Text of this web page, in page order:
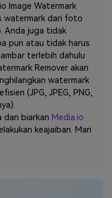
Image Watermark
watermark dari foto
Anda juga tidak
pun atau tidak harus
terlebih dahulu
Remover akan
watermark
(JPG, JPEG, PNG,
dan biarkan Media.io
keajaiban. Mari